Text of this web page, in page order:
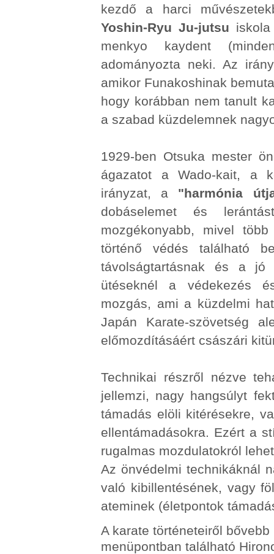
kezdő a harci
Yoshin-Ryu Ju-jutsu
menkyo kaydent
adományozta neki. Az
amikor Funakoshinak
hogy korábban nem tanult
a szabad küzdelemnek
1929-ben Otsuka mester
ágazatot a Wado-kait, a
irányzat, a "harmónia
dobáselemet és
mozgékonyabb, mivel
történő védés található
távolságtartásnak és a jó
ütéseknél a védekezés
mozgás, ami a küzdelmi
Japán Karate-szövetség
előmozdításáért császári
Technikai részről nézve
jellemzi, nagy hangsúlyt
támadás elöli kitérésekre,
ellentámadásokra. Ezért a
rugalmas mozdulatokról
Az önvédelmi technikáknál
való kibillentésének, vagy
ateminek (életpontok
A karate történeteiről
menüpontban található